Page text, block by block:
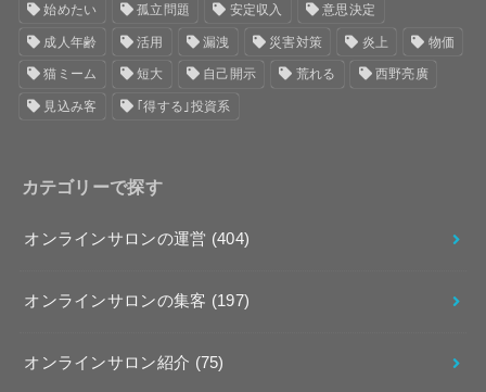
始めたい 孤立問題 安定収入 意思決定
成人年齢 活用 漏洩 災害対策 炎上 物価
猫ミーム 短大 自己開示 荒れる 西野亮廣
見込み客 ｢得する｣投資系
カテゴリーで探す
オンラインサロンの運営 (404)
オンラインサロンの集客 (197)
オンラインサロン紹介 (75)